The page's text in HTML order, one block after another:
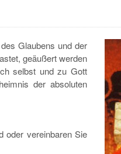
Glaubens und der
geäußert werden
selbst und zu Gott
der absoluten
oder vereinbaren Sie